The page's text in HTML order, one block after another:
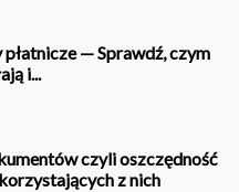
— Sprawdź, czym
i...
czyli oszczędność
z nich